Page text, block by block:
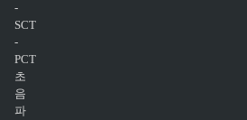
-
SCT
-
PCT
초
음
파